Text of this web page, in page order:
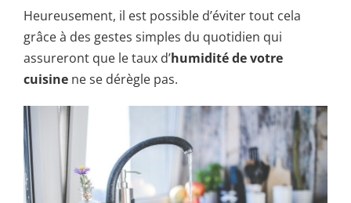
Heureusement, il est possible d’éviter tout cela
grâce à des gestes simples du quotidien qui
assureront que le taux d’humidité de votre
cuisine ne se dérègle pas.